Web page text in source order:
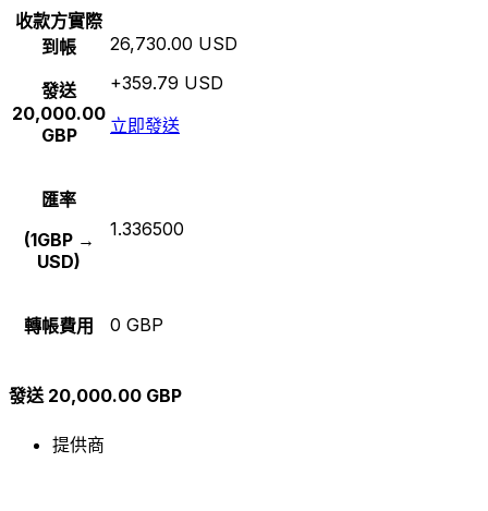
收款方實際
到帳
發送
20,000.00
GBP
26,730.00 USD
+359.79 USD
立即發送
匯率
(1GBP →
USD)
1.336500
轉帳費用 0 GBP
發送 20,000.00 GBP
提供商